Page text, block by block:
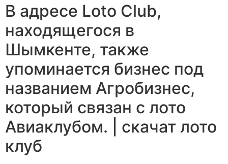
В адресе Loto Club,
находящегося в
Шымкенте, также
упоминается бизнес под
названием Агробизнес,
который связан с лото
Авиаклубом. | скачат лото
клуб